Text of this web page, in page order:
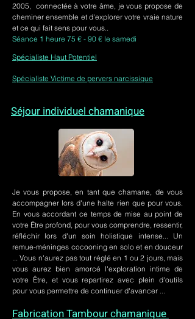
2005, connectée à votre âme, je vous propose de
cheminer ensemble et d'explorer votre vraie nature
et ce qui fait sens pour vous..
Séance 1 heure 75 € - 90 € le samedi
Spécialiste Haut Potentiel
Spécialiste Victime de pervers narcissique
Séjour individuel chamanique
Je vous propose, en tant que chamane, de vous
accompagner lors d'une halte rien que pour vous.
En vous accordant ce temps de mise au point de
votre Être profond, pour vous comprendre, ressentir,
réfléchir lors d'un soin holistique intense... Un
remue-méninges cocooning en solo et en douceur
... Vous n'aurez pas tout réglé en 1 ou 2 jours, mais
vous aurez bien amorcé l'exploration intime de
votre Être, et vous repartirez avec plein d'outils
pour vous permettre de continuer d'avancer ...
Fabrication Tambour chamanique